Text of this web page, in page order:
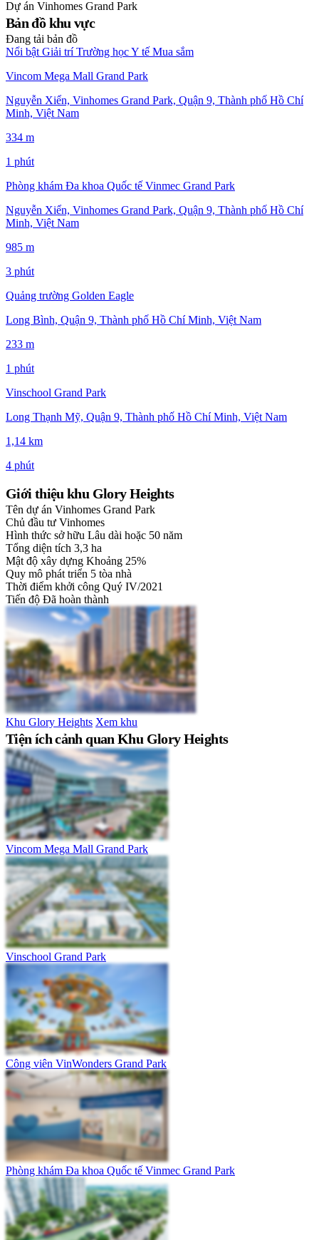
Dự án Vinhomes Grand Park
Bản đồ khu vực
Đang tải bản đồ
Nổi bật Giải trí Trường họcY tế Mua sắm
Vincom Mega Mall Grand Park
Nguyễn Xiển, Vinhomes Grand Park, Quận 9, Thành phố Hồ Chí
Minh, Việt Nam
334 m
1 phút
Phòng khám Đa khoa Quốc tế Vinmec Grand Park
Nguyễn Xiển, Vinhomes Grand Park, Quận 9, Thành phố Hồ Chí
Minh, Việt Nam
985 m
3 phút
Quảng trường Golden Eagle
Long Bình, Quận 9, Thành phố Hồ Chí Minh, Việt Nam
233 m
1 phút
Vinschool Grand Park
Long Thạnh Mỹ, Quận 9, Thành phố Hồ Chí Minh, Việt Nam
1,14 km
4 phút
Giới thiệu khu Glory Heights
Tên dự án Vinhomes Grand Park
Chủ đầu tư Vinhomes
Hình thức sở hữu Lâu dài hoặc 50 năm
Tổng diện tích 3,3 ha
Mật độ xây dựng Khoảng 25%
Quy mô phát triển 5 tòa nhà
Thời điểm khởi công Quý IV/2021
Tiến độ Đã hoàn thành
Khu Glory Heights Xem khu
Tiện ích cảnh quan Khu Glory Heights
Vincom Mega Mall Grand Park
Vinschool Grand Park
Công viên VinWonders Grand Park
Phòng khám Đa khoa Quốc tế Vinmec Grand Park